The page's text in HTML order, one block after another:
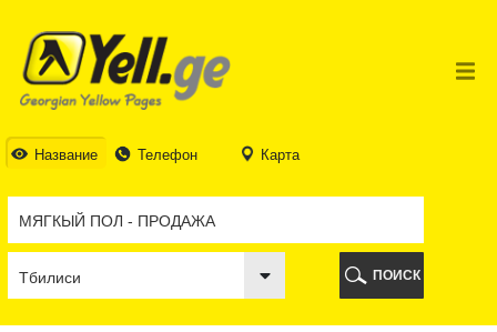
Название Телефон Карта
ТБИЛИСИ
ТБИЛИСИ
АБХАЗИЯ
ГАЛИ
БАТУМИ
КОБУЛЕТИ
ШУАХЕВИ
ЧАКВИ
ПОИСК